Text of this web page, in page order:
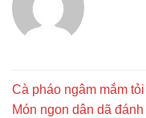
Cà pháo ngâm mắm
Món ngon dân dã